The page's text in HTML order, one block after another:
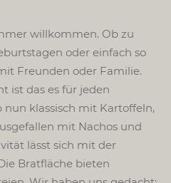
willkommen. Ob zu
oder einfach so
Freunden oder Familie.
ist das es für jeden
nun klassisch mit Kartoffeln,
mit Nachos und
lässt sich mit der
Bratfläche bieten